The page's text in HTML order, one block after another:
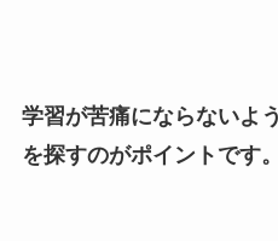
学習が苦痛にならないよ
を探すのがポイントです。